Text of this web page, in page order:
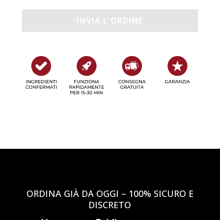
ORDINA GIÀ DA OGGI – 100% SICURO E
DISCRETO